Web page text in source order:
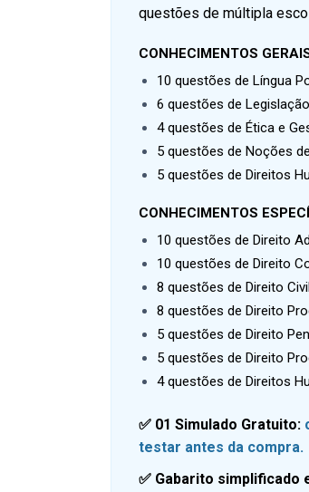
questões de múltipla
CONHECIMENTOS
10 questões de Língua
6 questões de
4 questões de Ética e
5 questões de Noções
5 questões de Direitos
CONHECIMENTOS
10 questões de Direito
10 questões de Direito
8 questões de Direito
8 questões de Direito
5 questões de Direito
5 questões de Direito
4 questões de Direitos
✅ 01 Simulado Gratuito:
testar antes da compra.
✅ Gabarito simplificado